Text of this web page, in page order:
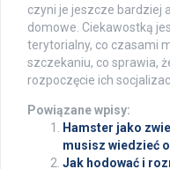
czyni je jeszcze bardziej
domowe. Ciekawostką
terytorialny, co czasami
szczekaniu, co sprawia,
rozpoczęcie ich
Powiązane wpisy:
Hamster jako
musisz wiedzieć
Jak hodować i